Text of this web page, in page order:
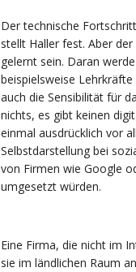
Der technische
stellt Haller fest. Aber
gelernt sein. Daran
beispielsweise
auch die Sensibilität für
nichts, es gibt keinen
einmal ausdrücklich vor
Selbstdarstellung bei
von Firmen wie Google
umgesetzt würden.
Eine Firma, die nicht im
sie im ländlichen Raum